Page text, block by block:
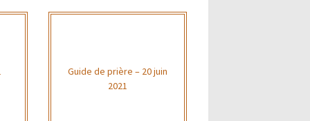
Guide de prière – 20 juin
2021